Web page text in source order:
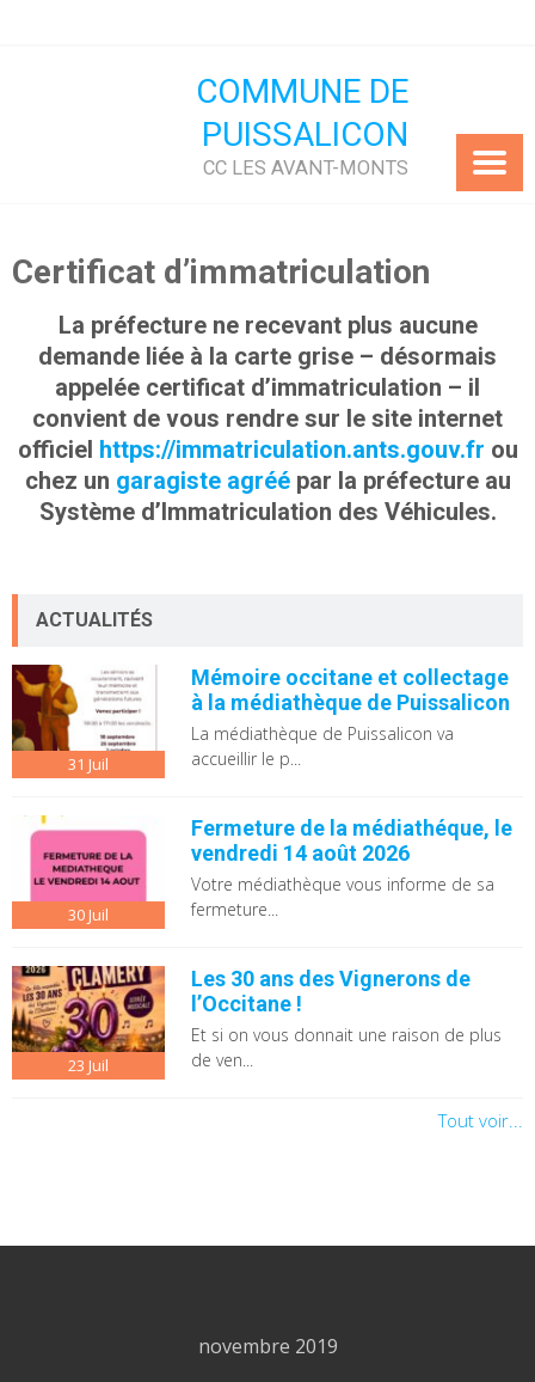
COMMUNE DE
PUISSALICON
CC LES AVANT-MONTS
Certificat d’immatriculation
La préfecture ne recevant plus aucune
demande liée à la carte grise – désormais
appelée certificat d’immatriculation – il
convient de vous rendre sur le site internet
officiel https://immatriculation.ants.gouv.fr ou
chez un garagiste agréépar la préfecture au
Système d’Immatriculation des Véhicules.
ACTUALITÉS
31 Juil
Mémoire occitane et collectage
à la médiathèque de Puissalicon
La médiathèque de Puissalicon va
accueillir le p...
30Juil
Fermeture de la médiathéque, le
vendredi 14 août 2026
Votre médiathèque vous informe de sa
fermeture...
23 Juil
Les 30 ans des Vignerons de
l’Occitane !
Et si on vous donnait une raison de plus
de ven...
Tout voir...
novembre 2019